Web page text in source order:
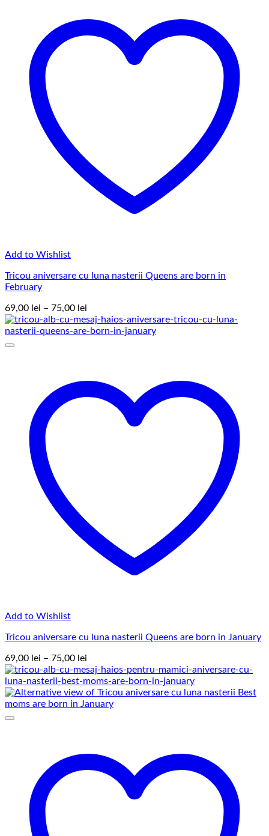
Add to Wishlist
Tricou aniversare cu luna nasterii Queens are born in
February
69,00 lei – 75,00 lei
de
prețuri:
Add to Wishlist
Tricou aniversare cu luna nasterii Queens are born in January
69,00 lei – 75,00 lei
de
prețuri:
69,00 lei
până